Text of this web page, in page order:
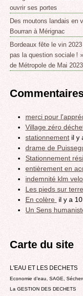
ouvrir ses portes
Des moutons landais en
Bourran à Mérignac
Bordeaux fête le vin
pas la question sociale !
de Métropole de Mai 2023
merci pour
Village zéro
stationnement il y
drame de
Stationnement
entièrement en
indemnité klm velo
Les pieds sur terre
En colère il y a
Un Sens
Carte du site
L'EAU ET LES DECHETS
Economie d’eau, SAGE,
La GESTION DES DECHETS